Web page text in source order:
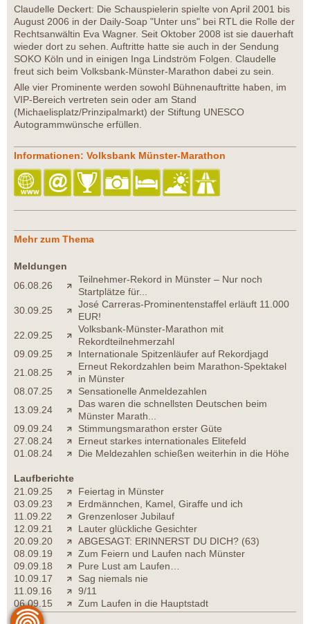
Claudelle Deckert: Die Schauspielerin spielte von April 2001 bis
August 2006 in der Daily-Soap "Unter uns" bei RTL die Rolle der
Rechtsanwältin Eva Wagner. Seit Oktober 2008 ist sie dauerhaft
wieder dort zu sehen. Auftritte hatte sie auch in der Sendung
SOKO Köln und in einigen Inga Lindström Folgen. Claudelle
freut sich beim Volksbank-Münster-Marathon dabei zu sein.
Alle vier Prominente werden sowohl Bühnenauftritte haben, im
VIP-Bereich vertreten sein oder am Stand
(Michaelisplatz/Prinzipalmarkt) der Stiftung UNESCO
Autogrammwünsche erfüllen.
Informationen: Volksbank Münster-Marathon
Mehr zum Thema
Meldungen
06.08.26
Teilnehmer-Rekord in Münster – Nur noch
Startplätze für...
30.09.25
José Carreras-Prominentenstaffel erläuft 11.000
EUR!
22.09.25
Volksbank-Münster-Marathon mit
Rekordteilnehmerzahl
09.09.25
Internationale Spitzenläufer auf Rekordjagd
21.08.25
Erneut Rekordzahlen beim Marathon-Spektakel
in Münster
08.07.25
Sensationelle Anmeldezahlen
13.09.24
Das waren die schnellsten Deutschen beim
Münster Marath...
09.09.24
Stimmungsmarathon erster Güte
27.08.24
Erneut starkes internationales Elitefeld
01.08.24
Die Meldezahlen schießen weiterhin in die Höhe
Laufberichte
21.09.25
Feiertag in Münster
03.09.23
Erdmännchen, Kamel, Giraffe und ich
11.09.22
Grenzenloser Jubilauf
12.09.21
Lauter glückliche Gesichter
20.09.20
ABGESAGT: ERINNERST DU DICH? (63)
08.09.19
Zum Feiern und Laufen nach Münster
09.09.18
Pure Lust am Laufen…
10.09.17
Sag niemals nie
11.09.16
9/11
06.09.15
Zum Laufen in die Hauptstadt